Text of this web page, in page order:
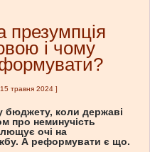
презумпція
і чому
травня 2024 ]
бюджету, коли державі
про неминучість
очі на
А реформувати є що.